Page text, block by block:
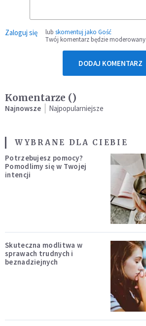
Zaloguj się lub skomentuj jako Gość
Twój komentarz będzie moderowany
DODAJ KOMENTARZ
Komentarze ()
Najnowsze Najpopularniejsze
WYBRANE DLA CIEBIE
Potrzebujesz pomocy?
Pomodlimy się w Twojej
intencji
Skuteczna modlitwa w
sprawach trudnych i
beznadziejnych